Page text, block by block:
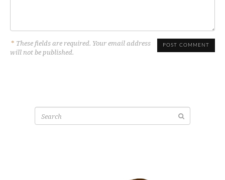
* These fields are required. Your email address
will not be published.
Search
for: